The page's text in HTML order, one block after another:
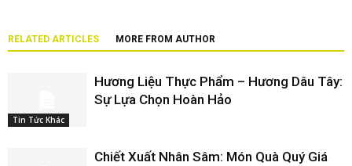
RELATED ARTICLES MORE FROM AUTHOR
Tin Tức Khác
Hương Liệu Thực Phẩm – Hương Dâu Tây:
Sự Lựa Chọn Hoàn Hảo
Chiết Xuất Nhân Sâm: Món Quà Quý Giá